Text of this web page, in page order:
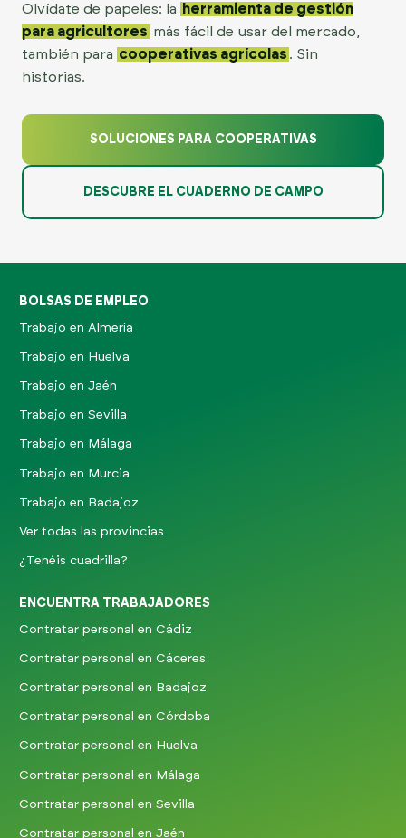
Olvídate de papeles: la
herramienta de gestión
para agricultores más fácil de usar del mercado,
también para cooperativas agrícolas . Sin
historias.
SOLUCIONES PARA COOPERATIVAS
DESCUBRE EL CUADERNO DE CAMPO
BOLSAS DE EMPLEO
Trabajo en Almería
Trabajo en Huelva
Trabajo en Jaén
Trabajo en Sevilla
Trabajo en Málaga
Trabajo en Murcia
Trabajo en Badajoz
Ver todas las provincias
¿Tenéis cuadrilla?
ENCUENTRA TRABAJADORES
Contratar personal en Cádiz
Contratar personal en Cáceres
Contratar personal en Badajoz
Contratar personal en Córdoba
Contratar personal en Huelva
Contratar personal en Málaga
Contratar personal en Sevilla
Contratar personal en Jaén